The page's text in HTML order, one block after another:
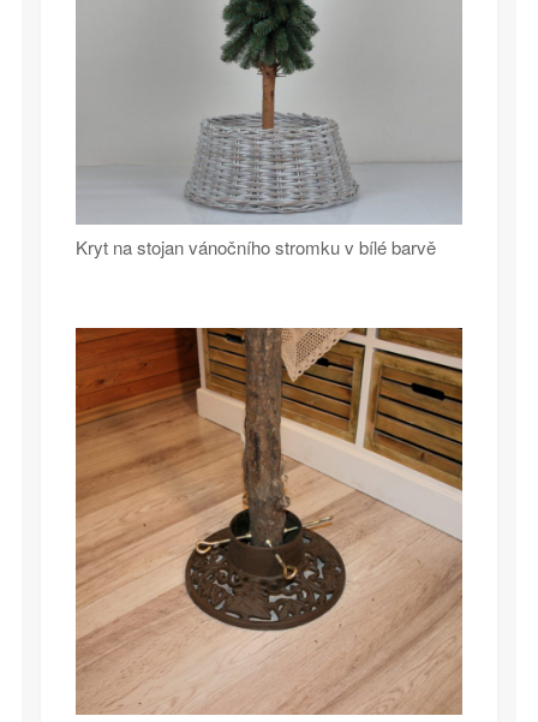
Kryt na stojan vánočního stromku v bílé barvě